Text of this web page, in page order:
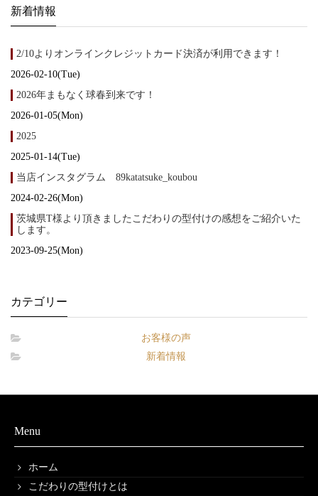
新着情報
2/10よりオンラインクレジットカード決済が利用できます！
2026-02-10(Tue)
2026年まもなく球春到来です！
2026-01-05(Mon)
2025
2025-01-14(Tue)
当店インスタグラム 89katatsuke_koubou
2024-02-26(Mon)
茨城県T様より頂きましたこだわりの型付けの感想をご紹介いた
します。
2023-09-25(Mon)
カテゴリー
お客様の声
新着情報
Menu
ホーム
こだわりの型付けとは